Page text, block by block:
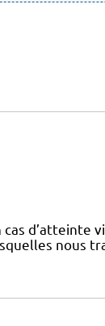
d’atteinte
nous